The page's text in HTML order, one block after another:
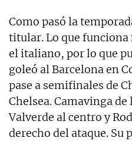
Como pasó la
titular. Lo que funciona
el italiano, por lo que
goleó al Barcelona en
pase a semifinales de
Chelsea. Camavinga
Valverde al centro y
derecho del ataque. Su